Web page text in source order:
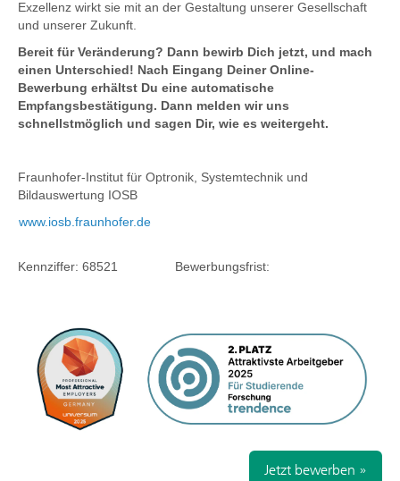
Exzellenz wirkt sie mit an der Gestaltung unserer Gesellschaft
und unserer Zukunft.
Bereit für Veränderung? Dann bewirb Dich jetzt, und mach
einen Unterschied! Nach Eingang Deiner Online-
Bewerbung erhältst Du eine automatische
Empfangsbestätigung. Dann melden wir uns
schnellstmöglich und sagen Dir, wie es weitergeht.
Fraunhofer-Institut für Optronik, Systemtechnik und
Bildauswertung IOSB
www.iosb.fraunhofer.de
Kennziffer: 68521 Bewerbungsfrist:
Jetzt bewerben »